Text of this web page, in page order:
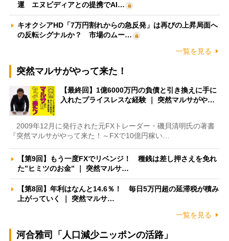
運 エヌビディアとの提携でAI…
キオクシアHD「7万円割れからの急反発」は再びの上昇局面へ
の反転シグナルか？ 市場のムー…
一覧を見る
突然マルサがやって来た！
【最終回】1億6000万円の負債と引き換えに手に
入れたプライスレスな経験 ｜ 突然マルサがや…
2009年12月に発行された元FXトレーダー・磯貝清明氏の著書
『突然マルサがやって来た！～FXで10億円稼い…
【第9回】もう一度FXでリベンジ！ 種銭は差し押さえを免れ
た”ヒミツのお金” ｜ 突然マルサ…
【第8回】年利はなんと14.6％！ 毎日5万円超の延滞税が積み
上がっていく ｜ 突然マルサ…
一覧を見る
河合雅司「人口減少ニッポンの活路」